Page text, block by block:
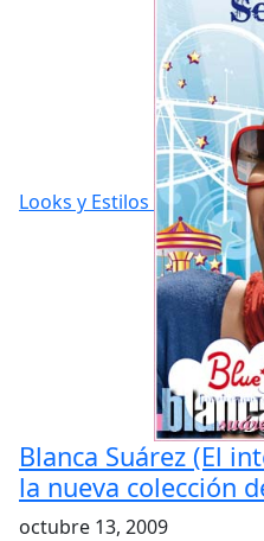
Looks y Estilos
Blanca Suárez (El
la nueva colección
octubre 13, 2009